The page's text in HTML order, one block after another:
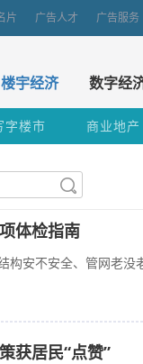
片 广告人才 广告服务
楼宇经济 数字经
字楼市 商业地产
体检指南
构安不安全、管网老
获居民“点赞”